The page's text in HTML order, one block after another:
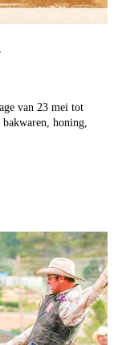
van 23 mei tot
honing,